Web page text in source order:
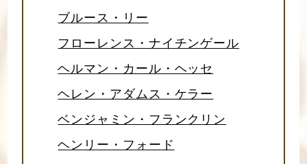
ブルース・リー
フローレンス・ナイチンゲール
ヘルマン・カール・ヘッセ
ヘレン・アダムス・ケラー
ベンジャミン・フランクリン
ヘンリー・フォード